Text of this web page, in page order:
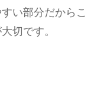
い部分だからこ
切です。